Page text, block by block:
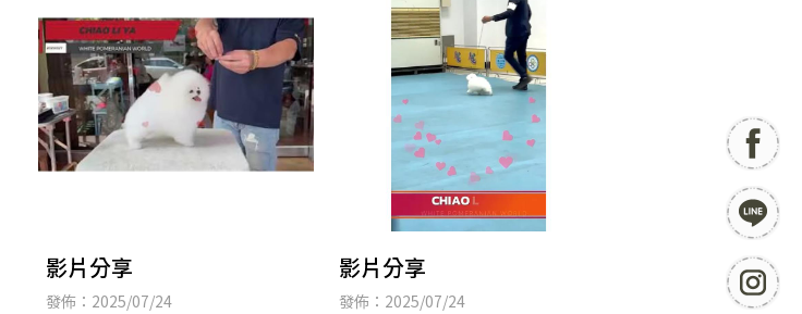
影片分享
發佈：2025/07/24
影片分享
發佈：2025/07/24